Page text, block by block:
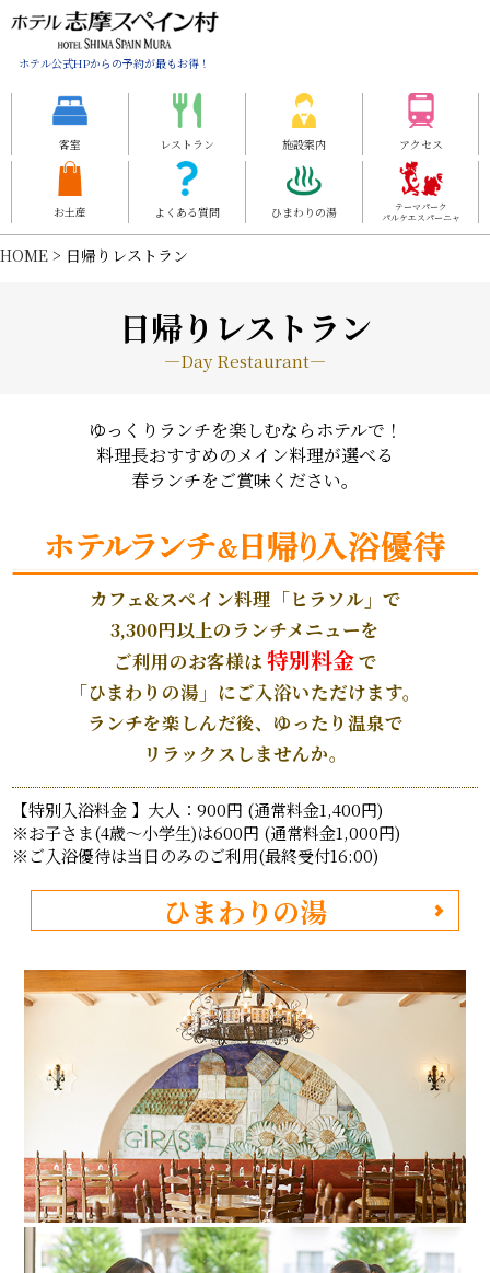
ホテル公式HPからの予約が最もお得！
客室 レストラン 施設案内 アクセス
お土産 よくある質問 ひまわりの湯
テーマパーク
パルケエスパーニャ
HOME > 日帰りレストラン
日帰りレストラン
―Day Restaurant―
ゆっくりランチを楽しむならホテルで！
料理長おすすめのメイン料理が選べる
春ランチをご賞味ください。
カフェ&スペイン料理「ヒラソル」で
3,300円以上のランチメニューを
ご利用のお客様は特別料金で
「ひまわりの湯」にご入浴いただけます。
ランチを楽しんだ後、ゆったり温泉で
リラックスしませんか。
【特別入浴料金 】大人：900円 (通常料金1,400円)
※お子さま(4歳～小学生)は600円 (通常料金1,000円)
※ご入浴優待は当日のみのご利用(最終受付16:00)
ひまわりの湯